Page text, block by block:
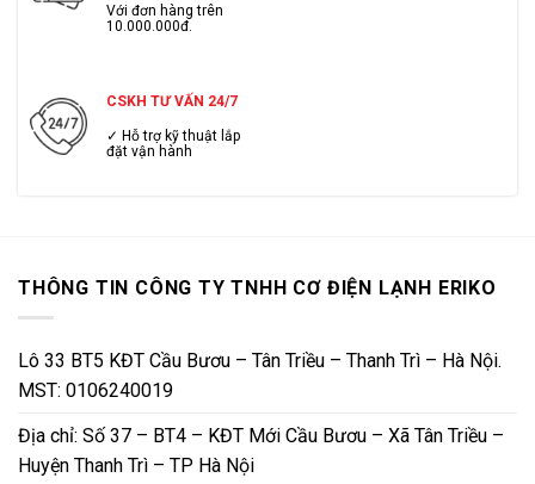
Với đơn hàng trên
10.000.000đ.
CSKH TƯ VẤN 24/7
✓ Hỗ trợ kỹ thuật lắp
đặt vận hành
THÔNG TIN CÔNG TY TNHH CƠ ĐIỆN LẠNH ERIKO
Lô 33 BT5 KĐT Cầu Bươu – Tân Triều – Thanh Trì – Hà Nội.
MST: 0106240019
Địa chỉ: Số 37 – BT4 – KĐT Mới Cầu Bươu – Xã Tân Triều –
Huyện Thanh Trì – TP Hà Nội